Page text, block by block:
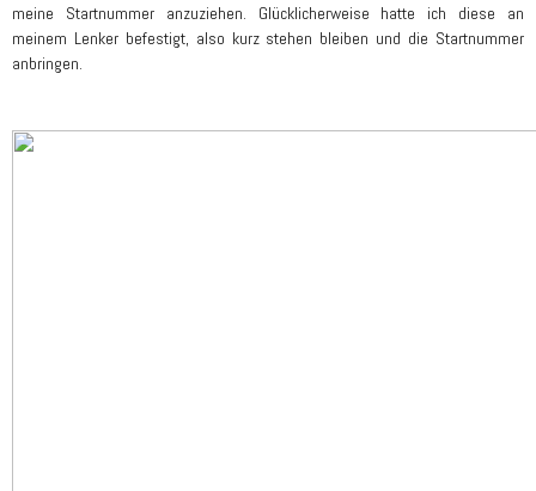
meine Startnummer anzuziehen. Glücklicherweise hatte ich diese an
meinem Lenker befestigt, also kurz stehen bleiben und die Startnummer
anbringen.